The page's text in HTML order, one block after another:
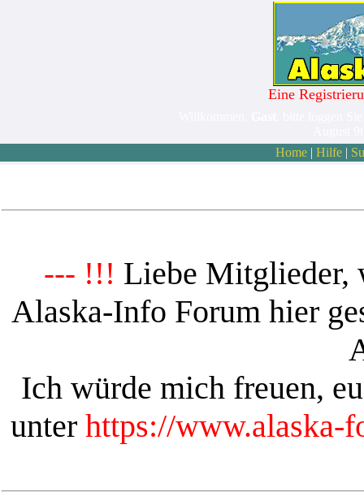
Eine
Home| Hilfe|
--- !!! Liebe Mitglieder,
Alaska-Info Forum hier
Ich würde mich freuen,
unter https://www.alaska-